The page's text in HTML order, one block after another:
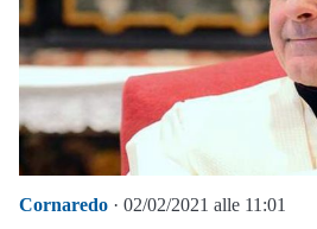
Cornaredo · 02/02/2021 alle 11:01